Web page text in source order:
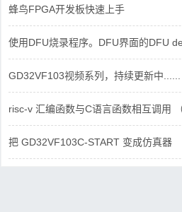
蜂鸟FPGA开发板快速上手
使用DFU烧录程序。DFU界面的DFU
GD32VF103视频系列，持续更新中......
risc-v 汇编函数与C语言函数相互调用 （
把 GD32VF103C-START 变成仿真器